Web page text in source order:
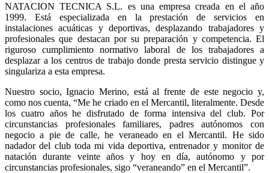
NATACION TECNICA S.L. es una empresa creada en el año
1999. Está especializada en la prestación de servicios en
instalaciones acuáticas y deportivas, desplazando trabajadores y
profesionales que destacan por su preparación y competencia. El
riguroso cumplimiento normativo laboral de los trabajadores a
desplazar a los centros de trabajo donde presta servicio distingue y
singulariza a esta empresa.
Nuestro socio, Ignacio Merino, está al frente de este negocio y,
como nos cuenta, “Me he criado en el Mercantil, literalmente. Desde
los cuatro años he disfrutado de forma intensiva del club. Por
circunstancias profesionales familiares, padres autónomos con
negocio a pie de calle, he veraneado en el Mercantil. He sido
nadador del club toda mi vida deportiva, entrenador y monitor de
natación durante veinte años y hoy en día, autónomo y por
circunstancias profesionales, sigo “veraneando” en el Mercantil”.